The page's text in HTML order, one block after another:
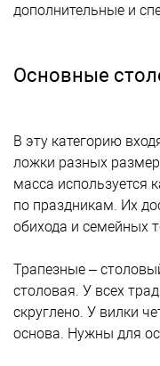
дополнительные и
Основные
В эту категорию
ложки разных
масса используется
по праздникам. Их
обихода и семейных
Трапезные –
столовая. У всех
скруглено. У вилки
основа. Нужны для